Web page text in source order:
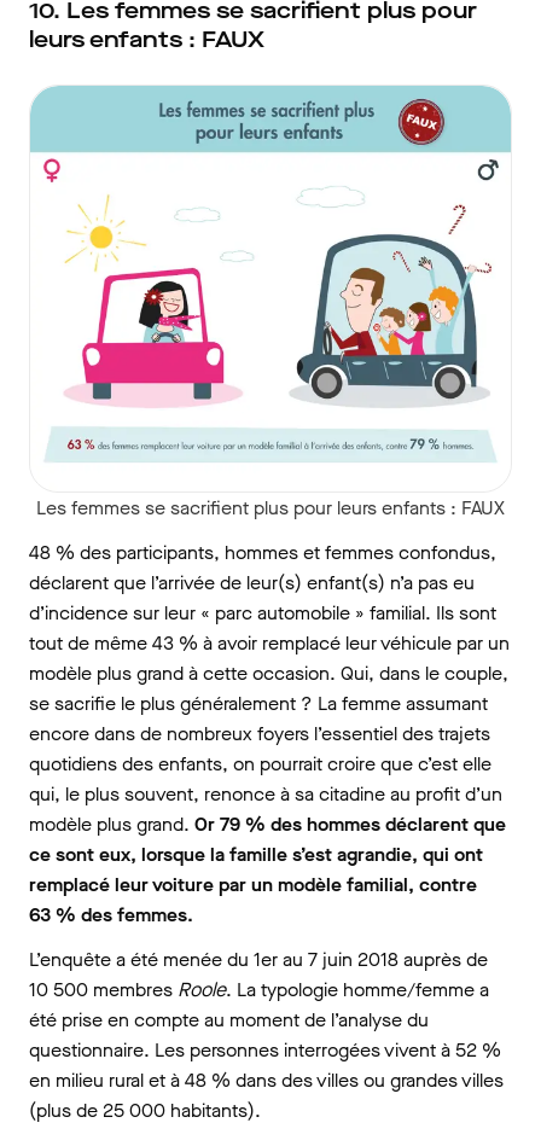
10. Les femmes se sacrifient plus pour
leurs enfants : FAUX
Les femmes se sacrifient plus pour leurs enfants : FAUX
48 % des participants, hommes et femmes confondus,
déclarent que l’arrivée de leur(s) enfant(s) n’a pas eu
d’incidence sur leur « parc automobile » familial. Ils sont
tout de même 43 % à avoir remplacé leur véhicule par un
modèle plus grand à cette occasion. Qui, dans le couple,
se sacrifie le plus généralement ? La femme assumant
encore dans de nombreux foyers l’essentiel des trajets
quotidiens des enfants, on pourrait croire que c’est elle
qui, le plus souvent, renonce à sa citadine au profit d’un
modèle plus grand. Or 79 % des hommes déclarent que
ce sont eux, lorsque la famille s’est agrandie, qui ont
remplacé leur voiture par un modèle familial, contre
63 % des femmes.
L’enquête a été menée du 1er au 7 juin 2018 auprès de
10 500 membres Roole. La typologie homme/femme a
été prise en compte au moment de l’analyse du
questionnaire. Les personnes interrogées vivent à 52 %
en milieu rural et à 48 % dans des villes ou grandes villes
(plus de 25 000 habitants).